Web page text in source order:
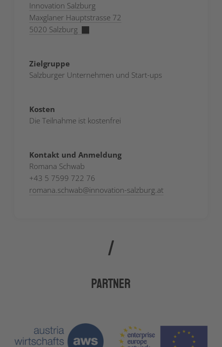
Innovation Salzburg
Maxglaner Hauptstrasse 72
5020 Salzburg
Zielgruppe
Salzburger Unternehmen und Start-ups
Kosten
Die Teilnahme ist kostenfrei
Kontakt und Anmeldung
Romana Schwab
+43 5 7599 722 76
romana.schwab@innovation-salzburg.at
Partner